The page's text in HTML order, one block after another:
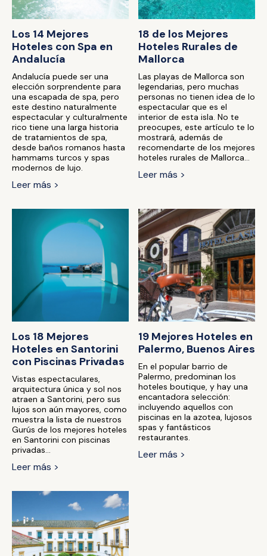
Los 14 Mejores
Hoteles con Spa en
Andalucía
Andalucía puede ser una
elección sorprendente para
una escapada de spa, pero
este destino naturalmente
espectacular y culturalmente
rico tiene una larga historia
de tratamientos de spa,
desde baños romanos hasta
hammams turcos y spas
modernos de lujo.
Leer más >
18 de los Mejores
Hoteles Rurales de
Mallorca
Las playas de Mallorca son
legendarias, pero muchas
personas no tienen idea de lo
espectacular que es el
interior de esta isla. No te
preocupes, este artículo te lo
mostrará, además de
recomendarte de los mejores
hoteles rurales de Mallorca...
Leer más >
Los 18 Mejores
Hoteles en Santorini
con Piscinas Privadas
Vistas espectaculares,
arquitectura única y sol nos
atraen a Santorini, pero sus
lujos son aún mayores, como
muestra la lista de nuestros
Gurús de los mejores hoteles
en Santorini con piscinas
privadas...
Leer más >
19 Mejores Hoteles en
Palermo, Buenos Aires
En el popular barrio de
Palermo, predominan los
hoteles boutique, y hay una
encantadora selección:
incluyendo aquellos con
piscinas en la azotea, lujosos
spas y fantásticos
restaurantes.
Leer más >